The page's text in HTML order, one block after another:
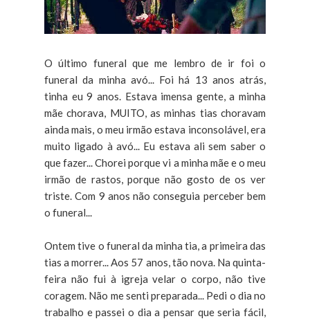
O último funeral que me lembro de ir foi o
funeral da minha avó... Foi há 13 anos atrás,
tinha eu 9 anos. Estava imensa gente, a minha
mãe chorava, MUITO, as minhas tias choravam
ainda mais, o meu irmão estava inconsolável, era
muito ligado à avó... Eu estava ali sem saber o
que fazer... Chorei porque vi a minha mãe e o meu
irmão de rastos, porque não gosto de os ver
triste. Com 9 anos não conseguia perceber bem
o funeral...
Ontem tive o funeral da minha tia, a primeira das
tias a morrer... Aos 57 anos, tão nova. Na quinta-
feira não fui à igreja velar o corpo, não tive
coragem. Não me senti preparada... Pedi o dia no
trabalho e passei o dia a pensar que seria fácil,